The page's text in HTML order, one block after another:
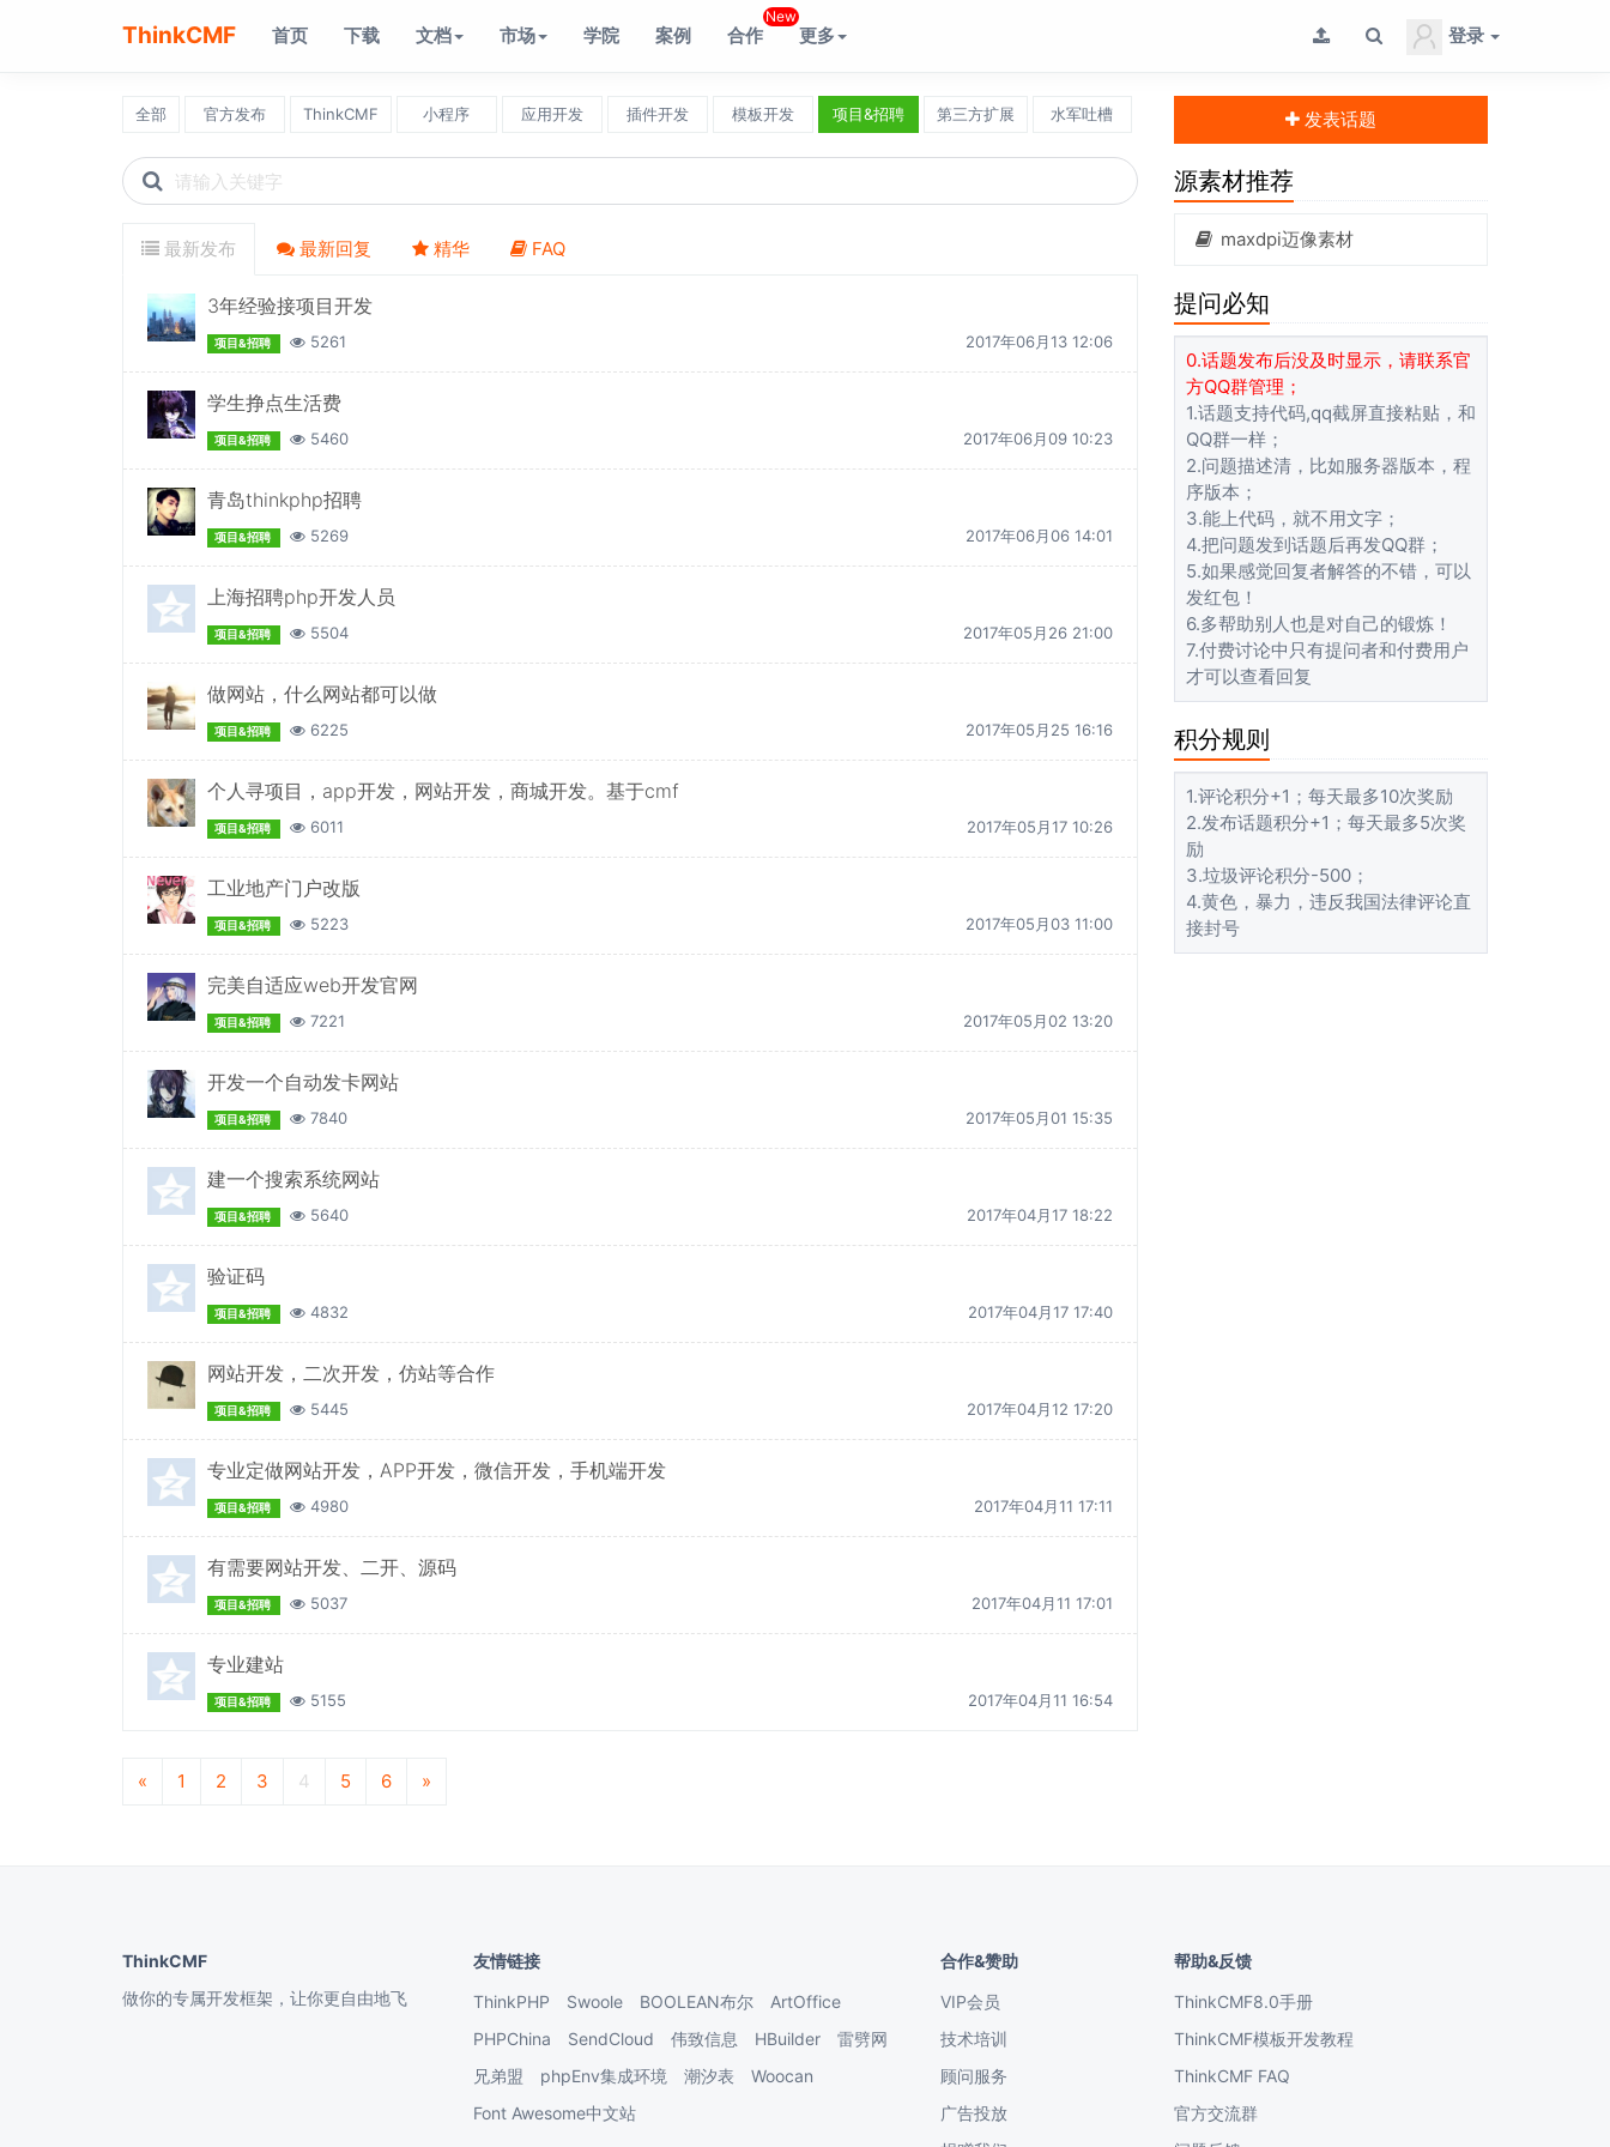
ThinkCMF 首页 下载 文档 市场 学院 案例 合作
New
更多 登录
全部 官方发布 ThinkCMF 小程序 应用开发 插件开发 模板开发 项目&招聘 第三方扩展 水军吐槽
Search
icons
最新发布 最新回复 精华 FAQ
3年经验接项目开发
项目&招聘 5261 2017年06月13 12:06
学生挣点生活费
项目&招聘 5460 2017年06月09 10:23
青岛thinkphp招聘
项目&招聘 5269 2017年06月06 14:01
上海招聘php开发人员
项目&招聘 5504 2017年05月26 21:00
做网站，什么网站都可以做
项目&招聘 6225 2017年05月25 16:16
个人寻项目，app开发，网站开发，商城开发。基于cmf
项目&招聘 6011 2017年05月17 10:26
工业地产门户改版
项目&招聘 5223 2017年05月03 11:00
完美自适应web开发官网
项目&招聘 7221 2017年05月02 13:20
开发一个自动发卡网站
项目&招聘 7840 2017年05月01 15:35
建一个搜索系统网站
项目&招聘 5640 2017年04月17 18:22
验证码
项目&招聘 4832 2017年04月17 17:40
网站开发，二次开发，仿站等合作
项目&招聘 5445 2017年04月12 17:20
专业定做网站开发，APP开发，微信开发，手机端开发
项目&招聘 4980 2017年04月11 17:11
有需要网站开发、二开、源码
项目&招聘 5037 2017年04月11 17:01
专业建站
项目&招聘 5155 2017年04月11 16:54
« 1 2 3 4 5 6 »
发表话题
源素材推荐
maxdpi迈像素材
提问必知
0.话题发布后没及时显示，请联系官
方QQ群管理；
1.话题支持代码,qq截屏直接粘贴，和
QQ群一样；
2.问题描述清，比如服务器版本，程
序版本；
3.能上代码，就不用文字；
4.把问题发到话题后再发QQ群；
5.如果感觉回复者解答的不错，可以
发红包！
6.多帮助别人也是对自己的锻炼！
7.付费讨论中只有提问者和付费用户
才可以查看回复
积分规则
1.评论积分+1；每天最多10次奖励
2.发布话题积分+1；每天最多5次奖
励
3.垃圾评论积分-500；
4.黄色，暴力，违反我国法律评论直
接封号
ThinkCMF
做你的专属开发框架，让你更自由地飞
友情链接
ThinkPHP
Swoole BOOLEAN布尔
ArtOffice
PHPChina
SendCloud 伟致信息 HBuilder
雷劈网
兄弟盟
phpEnv集成环境 潮汐表
Woocan
Font Awesome中文站
合作&赞助
VIP会员
技术培训
顾问服务
广告投放
帮助&反馈
ThinkCMF8.0手册
ThinkCMF模板开发教程
ThinkCMF FAQ
官方交流群